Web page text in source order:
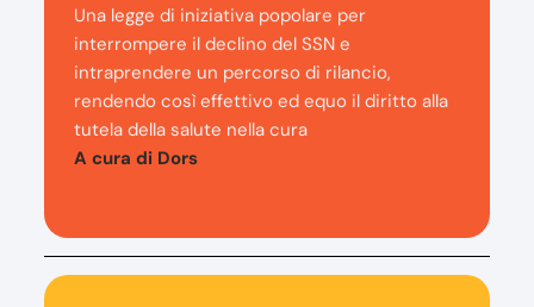
Una legge di iniziativa popolare per
interrompere il declino del SSN e
intraprendere un percorso di rilancio,
rendendo così effettivo ed equo il diritto alla
tutela della salute nella cura
A cura di Dors